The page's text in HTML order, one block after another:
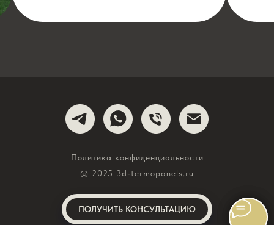
Политика конфиденциальности
© 2025 3d-termopanels.ru
ПОЛУЧИТЬ КОНСУЛЬТАЦИЮ